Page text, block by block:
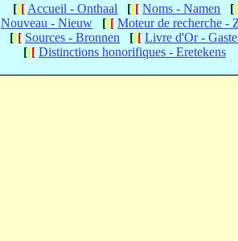
[[[ Accueil - Onthaal [[[ Noms - Namen [[
Nouveau - Nieuw [[[ Moteur de recherche -
[[[ Sources - Bronnen [[[ Livre d'Or -
[[[ Distinctions honorifiques - Eretekens